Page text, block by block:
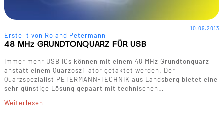
48 MHz GRUNDTONQUARZ FÜR USB
Immer mehr USB ICs können mit einem 48 MHz Grundtonquarz
anstatt einem Quarzoszillator getaktet werden. Der
Quarzspezialist PETERMANN-TECHNIK aus Landsberg bietet eine
sehr günstige Lösung gepaart mit technischen…
Weiterlesen
10.09.2013
Erstellt von Roland Petermann